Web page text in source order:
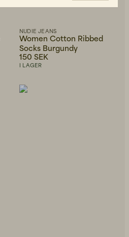
NUDIE JEANS
Women Cotton Ribbed
Socks Burgundy
150 SEK
I LAGER